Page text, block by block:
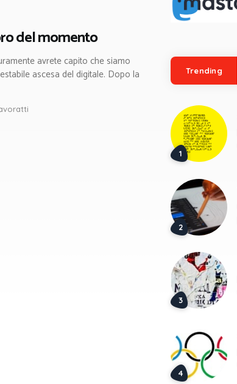
del momento
avrete capito che siamo
ascesa del digitale. Dopo la
Trending